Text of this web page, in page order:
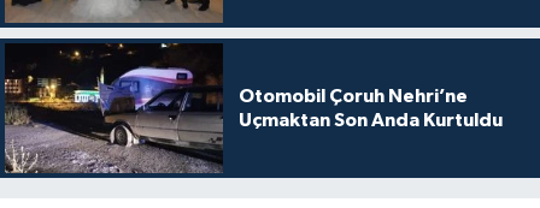
Otomobil Çoruh Nehri’ne
Uçmaktan Son Anda Kurtuldu